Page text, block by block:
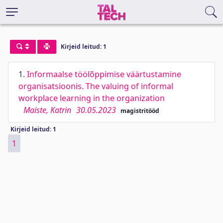
Kirjeid leitud: 1
1. Informaalse töölõppimise väärtustamine
organisatsioonis. The valuing of informal
workplace learning in the organization
Maiste, Katrin 30.05.2023 magistritööd
Kirjeid leitud: 1
1